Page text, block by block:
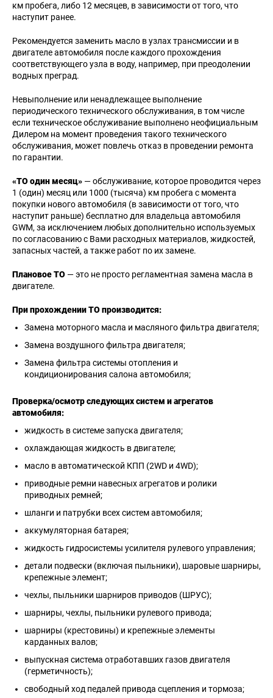
км пробега, либо 12 месяцев, в зависимости от того, что
наступит ранее.
Рекомендуется заменить масло в узлах трансмиссии и в
двигателе автомобиля после каждого прохождения
соответствующего узла в воду, например, при преодолении
водных преград.
Невыполнение или ненадлежащее выполнение
периодического технического обслуживания, в том числе
если техническое обслуживание выполнено неофициальным
Дилером на момент проведения такого технического
обслуживания, может повлечь отказ в проведении ремонта
по гарантии.
«ТО один месяц» — обслуживание, которое проводится через
1 (один) месяц или 1000 (тысяча) км пробега с момента
покупки нового автомобиля (в зависимости от того, что
наступит раньше) бесплатно для владельца автомобиля
GWM, за исключением любых дополнительно используемых
по согласованию с Вами расходных материалов, жидкостей,
запасных частей, а также работ по их замене.
Плановое ТО — это не просто регламентная замена масла в
двигателе.
При прохождении ТО производится:
Замена моторного масла и масляного фильтра двигателя;
Замена воздушного фильтра двигателя;
Замена фильтра системы отопления и
кондиционирования салона автомобиля;
Проверка/осмотр следующих систем и агрегатов
автомобиля:
жидкость в системе запуска двигателя;
охлаждающая жидкость в двигателе;
масло в автоматической КПП (2WD и 4WD);
приводные ремни навесных агрегатов и ролики
приводных ремней;
шланги и патрубки всех систем автомобиля;
аккумуляторная батарея;
жидкость гидросистемы усилителя рулевого управления;
детали подвески (включая пыльники), шаровые шарниры,
крепежные элемент;
чехлы, пыльники шарниров приводов (ШРУС);
шарниры, чехлы, пыльники рулевого привода;
шарниры (крестовины) и крепежные элементы
карданных валов;
выпускная система отработавших газов двигателя
(герметичность);
свободный ход педалей привода сцепления и тормоза;